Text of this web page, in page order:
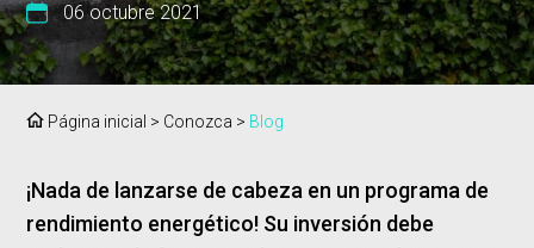
06 octubre 2021
Página inicial > Conozca > Blog
¡Nada de lanzarse de cabeza en un programa de
rendimiento energético! Su inversión debe